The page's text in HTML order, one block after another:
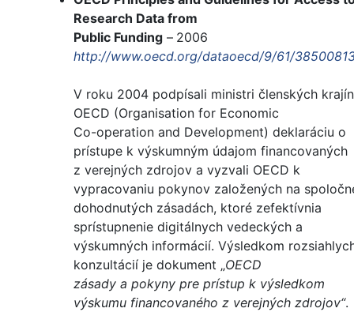
Research Data from
Public Funding – 2006
http://www.oecd.org/dataoecd/9/61/
V roku 2004 podpísali ministri členských krajín
OECD (Organisation for Economic
Co-operation and Development) deklaráciu o
prístupe k výskumným údajom financovaných
z verejných zdrojov a vyzvali OECD k
vypracovaniu pokynov založených na
dohodnutých zásadách, ktoré zefektívnia
sprístupnenie digitálnych vedeckých a
výskumných informácií. Výsledkom
konzultácií je dokument „OECD
zásady a pokyny pre prístup k výsledkom
výskumu financovaného z verejných zdrojov“.